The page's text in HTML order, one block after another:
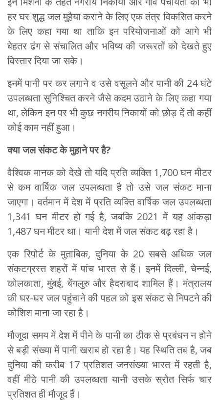
हर घर शुद्ध जल मुहैया कराने के लिए एक तंत्र विकसित करने
के लिए कहा गया था ताकि इन परियोजनाओं को आगे भी
बेहतर ढंग से संचालित और भविष्य की जरूरतों को देखते हुए
विस्तार दिया जा सके।
इनमें पानी पर कर लगाने व उसे वसूलने और पानी की 24 घंटे
उपलब्धता सुनिश्चित करने जैसे कदम उठाने के लिए कहा गया
था, लेकिन इन पर भी कुछ नगरीय निकायों को छोड़ दें तो कहीं
कोई काम नहीं हुआ।
क्‍या जल संकट के मुहाने पर है?
वैश्विक मानक को देखे तो यदि प्रति व्यक्ति 1,700 घन मीटर
से कम वार्षिक जल उपलब्धता है तो उसे जल संकट माना
जाएगा। वर्तमान में देश में प्रति व्यक्ति वार्षिक जल उपलब्धता
1,341 घन मीटर हो गई है, जबकि 2021 में यह आंकड़ा
1,487 घन मीटर था। यानी देश में जल संकट बढ़ रहा है।
एक रिपोर्ट के मुताबिक, दुनिया के 20 सबसे अधिक जल
संकटग्रस्त शहरों में पांच भारत से हैं। इनमें दिल्ली, चेन्नई,
कोलकाता, मुंबई, बेंगलुरु और हैदराबाद शामिल हैं। मंत्रालय
की घर-घर जल पहुंचाने की पहल को इस संकट से निपटने की
कोशिश माना जा रहा है।
मौजूदा समय में देश में पीने के पानी का ठीक से प्रबंधन न होने
से बड़ी संख्या में पानी खराब हो रहा है। यह स्थिति तब है, जब
दुनिया की करीब 17 प्रतिशत जनसंख्या भारत में रहती है,
वहीं मीठे पानी की उपलब्धता यानी उसके स्रोत सिर्फ चार
प्रतिशत ही मौजूद हैं।